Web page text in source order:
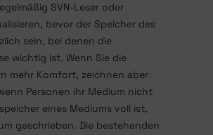
SVN-Leser oder
bevor der Speicher des
sein, bei denen die
wichtig ist. Wenn Sie die
mehr Komfort, zeichnen aber
Personen ihr Medium nicht
eines Mediums voll ist,
geschrieben. Die bestehenden